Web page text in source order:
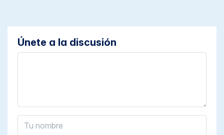
Únete a la discusión